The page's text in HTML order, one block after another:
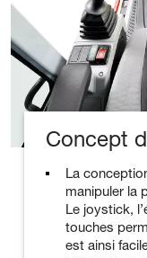
Concept
La
manipuler la
Le joystick,
touches
est ainsi